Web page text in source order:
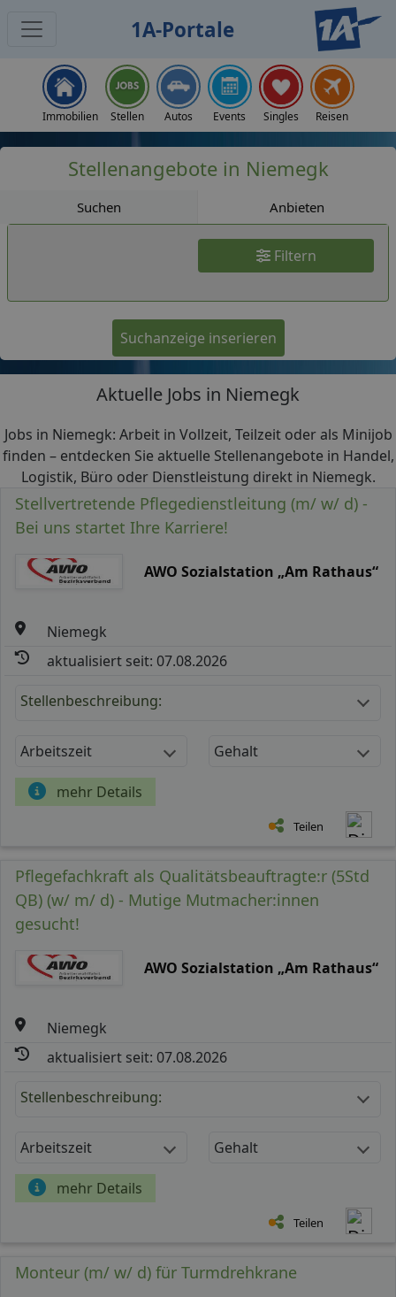
1A-Portale
Immobilien Stellen Autos Events Singles Reisen
Stellenangebote in Niemegk
Suchen Anbieten
Filtern
Suchanzeige inserieren
Aktuelle Jobs in Niemegk
Jobs in Niemegk: Arbeit in Vollzeit, Teilzeit oder als Minijob
finden – entdecken Sie aktuelle Stellenangebote in Handel,
Logistik, Büro oder Dienstleistung direkt in Niemegk.
Stellvertretende Pflegedienstleitung (m/ w/ d) -
Bei uns startet Ihre Karriere!
AWO Sozialstation „Am Rathaus“
Niemegk
aktualisiert seit: 07.08.2026
Stellenbeschreibung:
Arbeitszeit Gehalt
mehr Details
Teilen
Pflegefachkraft als Qualitätsbeauftragte:r (5Std
QB) (w/ m/ d) - Mutige Mutmacher:innen
gesucht!
AWO Sozialstation „Am Rathaus“
Niemegk
aktualisiert seit: 07.08.2026
Stellenbeschreibung:
Arbeitszeit Gehalt
mehr Details
Teilen
Monteur (m/ w/ d) für Turmdrehkrane